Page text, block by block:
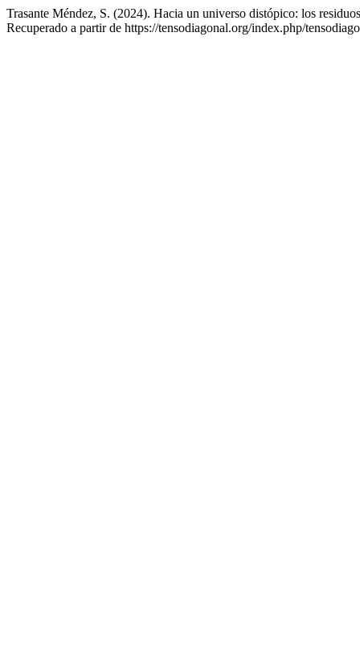
Trasante Méndez, S. (2024). Hacia un universo distópico: los
Recuperado a partir de https://tensodiagonal.org/index.php/